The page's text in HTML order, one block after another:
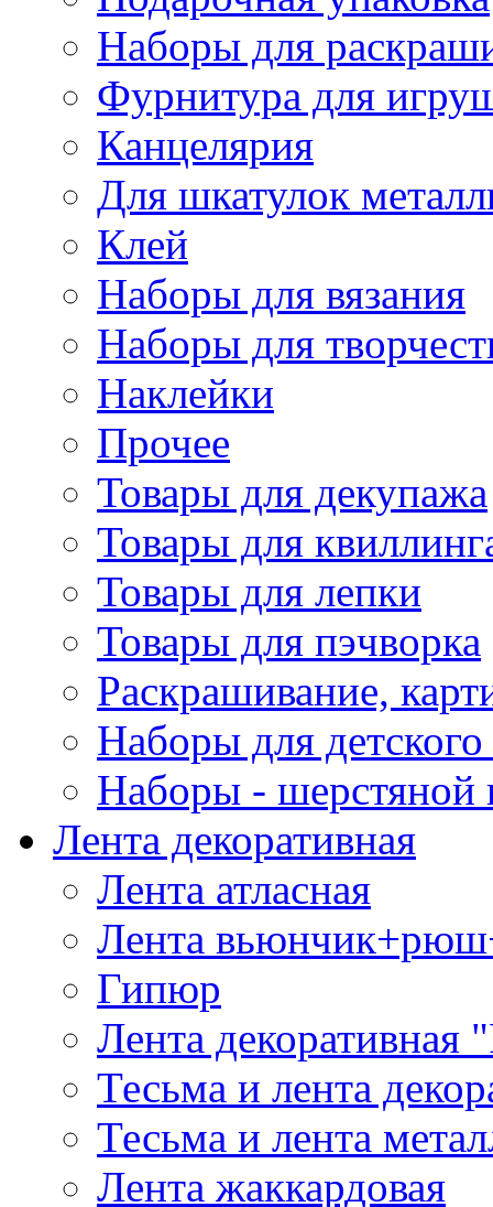
Наборы для
Фурнитура для
Канцелярия
Для шкатулок
Клей
Наборы для вязания
Наборы для
Наклейки
Прочее
Товары для декупажа
Товары для
Товары для лепки
Товары для пэчворка
Раскрашивание,
Наборы для
Наборы - шерстяной
Лента декоративная
Лента атласная
Лента
Гипюр
Лента декоративная
Тесьма и лента
Тесьма и лента
Лента жаккардовая